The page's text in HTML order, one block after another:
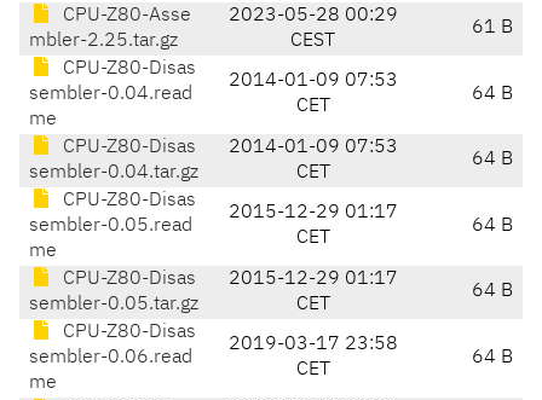
CPU-Z80-Asse
mbler-2.25.tar.gz
2023-05-28 00:29
CEST
61 B
CPU-Z80-Disas
sembler-0.04.read
me
2014-01-09 07:53
CET
64 B
CPU-Z80-Disas
sembler-0.04.tar.gz
2014-01-09 07:53
CET
64 B
CPU-Z80-Disas
sembler-0.05.read
me
2015-12-29 01:17
CET
64 B
CPU-Z80-Disas
sembler-0.05.tar.gz
2015-12-29 01:17
CET
64 B
CPU-Z80-Disas
sembler-0.06.read
me
2019-03-17 23:58
CET
64 B